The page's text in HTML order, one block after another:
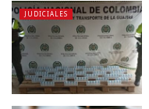
JUDICIALES